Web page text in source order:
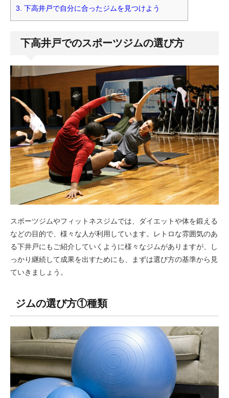
3. 下高井戸で自分に合ったジムを見つけよう
下高井戸でのスポーツジムの選び方
スポーツジムやフィットネスジムでは、ダイエットや体を鍛える
などの目的で、様々な人が利用しています。レトロな雰囲気のあ
る下井戸にもご紹介していくように様々なジムがありますが、し
っかり継続して成果を出すためにも、まずは選び方の基準から見
ていきましょう。
ジムの選び方①種類